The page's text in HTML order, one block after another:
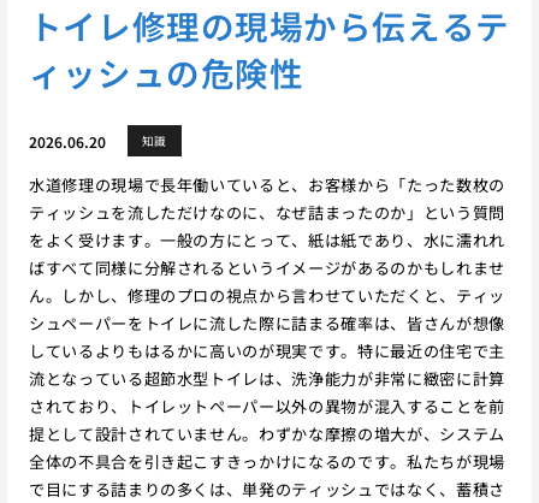
トイレ修理の現場から伝えるテ
ィッシュの危険性
2026.06.20 知識
水道修理の現場で長年働いていると、お客様から「たった数枚の
ティッシュを流しただけなのに、なぜ詰まったのか」という質問
をよく受けます。一般の方にとって、紙は紙であり、水に濡れれ
ばすべて同様に分解されるというイメージがあるのかもしれませ
ん。しかし、修理のプロの視点から言わせていただくと、ティッ
シュペーパーをトイレに流した際に詰まる確率は、皆さんが想像
しているよりもはるかに高いのが現実です。特に最近の住宅で主
流となっている超節水型トイレは、洗浄能力が非常に緻密に計算
されており、トイレットペーパー以外の異物が混入することを前
提として設計されていません。わずかな摩擦の増大が、システム
全体の不具合を引き起こすきっかけになるのです。私たちが現場
で目にする詰まりの多くは、単発のティッシュではなく、蓄積さ